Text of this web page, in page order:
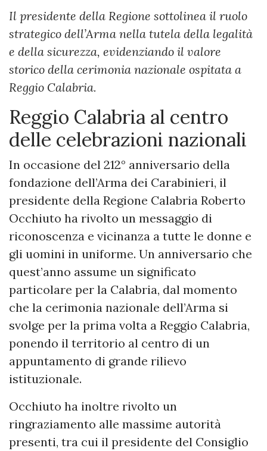
Il presidente della Regione sottolinea il ruolo
strategico dell’Arma nella tutela della legalità
e della sicurezza, evidenziando il valore
storico della cerimonia nazionale ospitata a
Reggio Calabria.
Reggio Calabria al centro
delle celebrazioni nazionali
In occasione del 212° anniversario della
fondazione dell’Arma dei Carabinieri, il
presidente della Regione Calabria Roberto
Occhiuto ha rivolto un messaggio di
riconoscenza e vicinanza a tutte le donne e
gli uomini in uniforme. Un anniversario che
quest’anno assume un significato
particolare per la Calabria, dal momento
che la cerimonia nazionale dell’Arma si
svolge per la prima volta a Reggio Calabria,
ponendo il territorio al centro di un
appuntamento di grande rilievo
istituzionale.
Occhiuto ha inoltre rivolto un
ringraziamento alle massime autorità
presenti, tra cui il presidente del Consiglio